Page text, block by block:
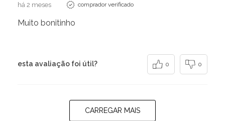
há 2 meses comprador verificado
Muito bonitinho
esta avaliação foi útil? 0 0
CARREGAR MAIS